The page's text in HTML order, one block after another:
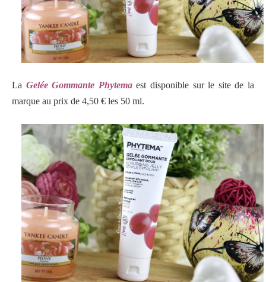
La Gelée Gommante Phytemaest disponible sur le site de la
marque au prix de 4,50 € les 50 ml.